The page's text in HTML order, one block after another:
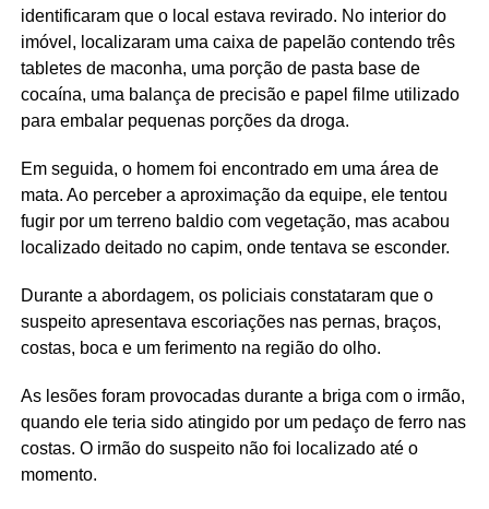
identificaram que o local estava revirado. No interior do
imóvel, localizaram uma caixa de papelão contendo três
tabletes de maconha, uma porção de pasta base de
cocaína, uma balança de precisão e papel filme utilizado
para embalar pequenas porções da droga.
Em seguida, o homem foi encontrado em uma área de
mata. Ao perceber a aproximação da equipe, ele tentou
fugir por um terreno baldio com vegetação, mas acabou
localizado deitado no capim, onde tentava se esconder.
Durante a abordagem, os policiais constataram que o
suspeito apresentava escoriações nas pernas, braços,
costas, boca e um ferimento na região do olho.
As lesões foram provocadas durante a briga com o irmão,
quando ele teria sido atingido por um pedaço de ferro nas
costas. O irmão do suspeito não foi localizado até o
momento.